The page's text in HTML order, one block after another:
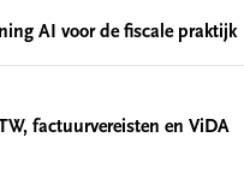
AI voor de fiscale praktijk
factuurvereisten en ViDA